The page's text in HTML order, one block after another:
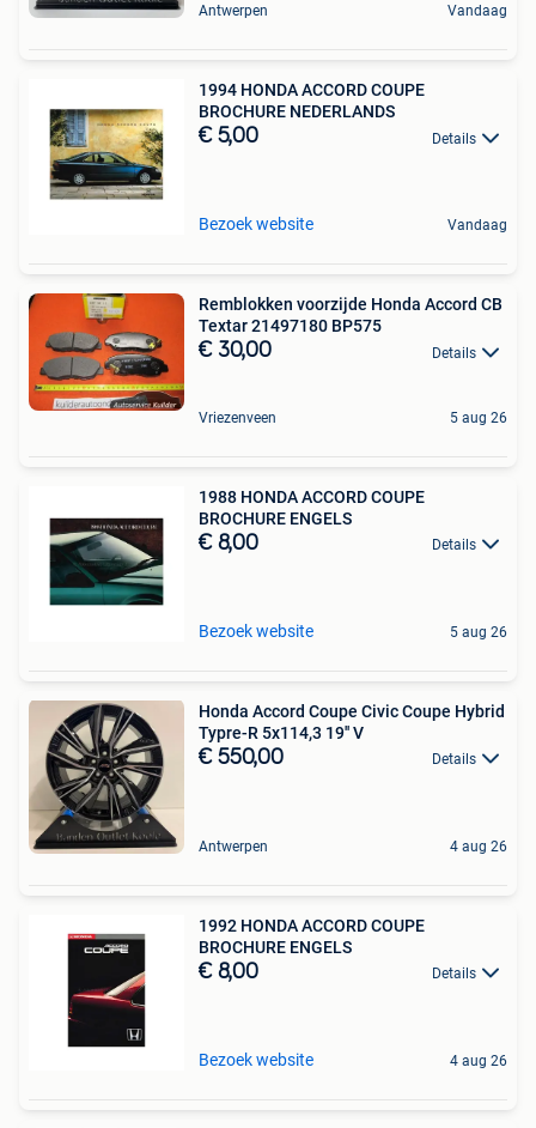
Antwerpen Vandaag
1994 HONDA ACCORD COUPE
BROCHURE NEDERLANDS
€ 5,00 Details
Bezoek website Vandaag
Remblokken voorzijde Honda Accord CB
Textar 21497180 BP575
€ 30,00 Details
Vriezenveen 5 aug 26
1988 HONDA ACCORD COUPE
BROCHURE ENGELS
€ 8,00 Details
Bezoek website 5 aug 26
Honda Accord Coupe Civic Coupe Hybrid
Typre-R 5x114,3 19'' V
€ 550,00 Details
Antwerpen 4 aug 26
1992 HONDA ACCORD COUPE
BROCHURE ENGELS
€ 8,00 Details
Bezoek website 4 aug 26